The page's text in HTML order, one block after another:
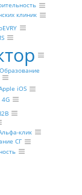
клиник
СГ
4G
клик
iOS
Образование